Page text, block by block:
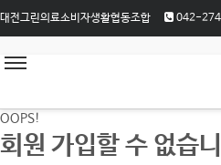
대전그린의료소비자생활협동조합 042-
OOPS!
회원 가입할 수 없습